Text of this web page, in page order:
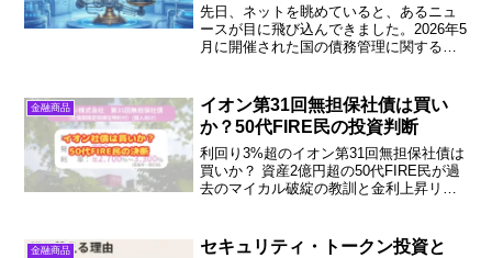
策
先日、ネットを眺めていると、あるニュ
ースが目に飛び込んできました。2026年5
月に開催された国の債務管理に関する研
加する議論が着手されたとのことです。
背景には、日銀が国...
金融商品
イオン第31回無担保社債は買い
か？50代FIRE民の投資判断
利回り3%超のイオン第31回無担保社債は
買いか？ 資産2億円超の50代FIRE民が過
去のマイカル破綻の教訓と金利上昇リス
衛戦略を知りたい方は必見です。
金融商品
セキュリティ・トークン投資と